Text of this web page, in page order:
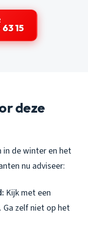
15
deze
de winter en het
nu adviseer:
Kijk met een
Ga zelf niet op het